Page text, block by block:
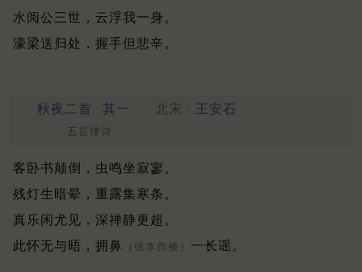
水阅公三世，云浮我一身。
濠梁送归处，握手但悲辛。
秋夜二首 其一 北宋 · 王安石
五言律诗
客卧书颠倒，虫鸣坐寂寥。
残灯生暗晕，重露集寒条。
真乐闲尤见，深禅静更超。
此怀无与晤，拥鼻
（张本作被） 一长谣。